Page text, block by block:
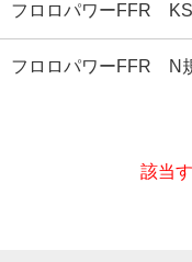
フロロパワーFFR
フロロパワーFFR N
該当